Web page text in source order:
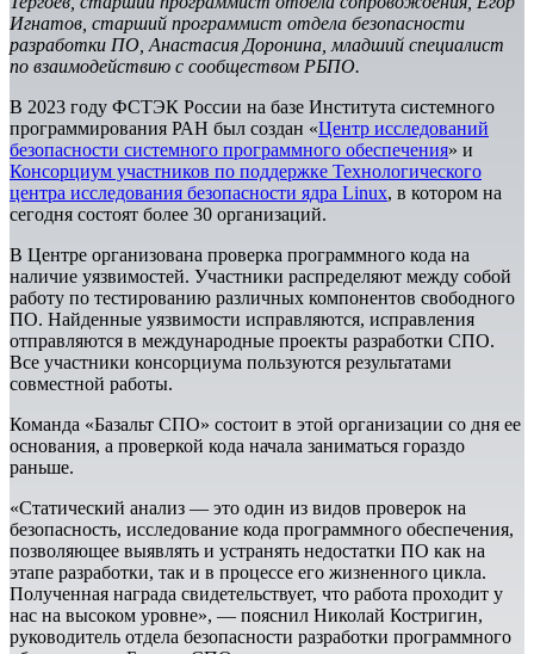
Игнатов, старший программист отдела безопасности
разработки ПО, Анастасия Доронина, младший специалист
по взаимодействию с сообществом РБПО.
В 2023 году ФСТЭК России на базе Института системного
программирования РАН был создан «Центр исследований
безопасности системного программного обеспечения» и
Консорциум участников по поддержке Технологического
центра исследования безопасности ядра Linux, в котором на
сегодня состоят более 30 организаций.
В Центре организована проверка программного кода на
наличие уязвимостей. Участники распределяют между собой
работу по тестированию различных компонентов свободного
ПО. Найденные уязвимости исправляются, исправления
отправляются в международные проекты разработки СПО.
Все участники консорциума пользуются результатами
совместной работы.
Команда «Базальт СПО» состоит в этой организации со дня ее
основания, а проверкой кода начала заниматься гораздо
раньше.
«Статический анализ — это один из видов проверок на
безопасность, исследование кода программного обеспечения,
позволяющее выявлять и устранять недостатки ПО как на
этапе разработки, так и в процессе его жизненного цикла.
Полученная награда свидетельствует, что работа проходит у
нас на высоком уровне», — пояснил Николай Костригин,
руководитель отдела безопасности разработки программного